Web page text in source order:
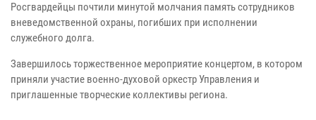
Росгвардейцы почтили минутой молчания память сотрудников
вневедомственной охраны, погибших при исполнении
служебного долга.
Завершилось торжественное мероприятие концертом, в котором
приняли участие военно-духовой оркестр Управления и
приглашенные творческие коллективы региона.